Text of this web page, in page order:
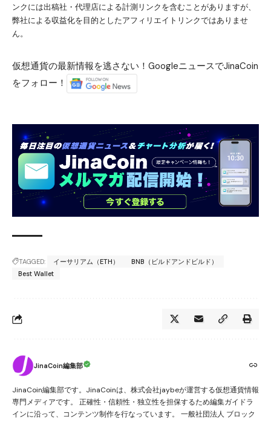
ンクには出稿社・代理店による計測リンクを含むことがありますが、
弊社による収益化を目的としたアフィリエイトリンクではありませ
ん。
仮想通貨の最新情報を逃さない！GoogleニュースでJinaCoin
をフォロー！
TAGGED: イーサリアム（ETH）
BNB（ビルドアンドビルド）
Best Wallet
JinaCoin編集部
JinaCoin編集部です。JinaCoinは、株式会社jaybeが運営する仮想通貨情報
専門メディアです。 正確性・信頼性・独立性を担保するため編集ガイドラ
インに沿って、コンテンツ制作を行なっています。 一般社団法人 ブロック